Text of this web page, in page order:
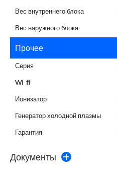
Вес внутреннего блока
Вес наружного блока
Прочее
Серия
Wi-fi
Ионизатор
Генератор холодной плазмы
Гарантия
Документы